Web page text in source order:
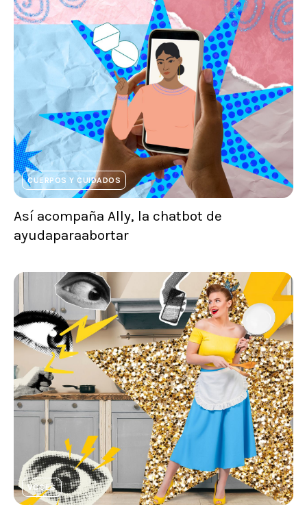
CUERPOS Y CUIDADOS
Así acompaña Ally, la chatbot de
ayudaparaabortar
VOCES